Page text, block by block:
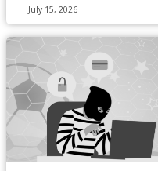
July 15, 2026